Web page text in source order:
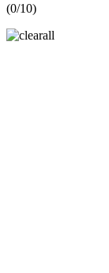
(0/10)